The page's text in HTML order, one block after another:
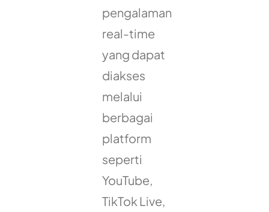
pengalaman
real-time
yang dapat
diakses
melalui
berbagai
platform
seperti
YouTube,
TikTok Live,